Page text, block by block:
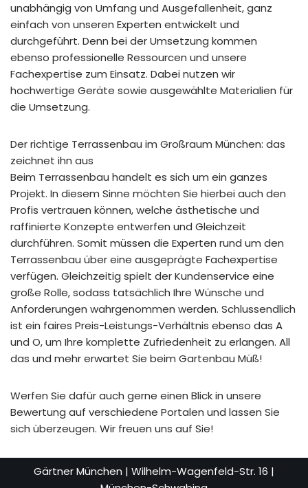
unabhängig von Umfang und Ausgefallenheit, ganz
einfach von unseren Experten entwickelt und
durchgeführt. Denn bei der Umsetzung kommen
ebenso professionelle Ressourcen und unsere
Fachexpertise zum Einsatz. Dabei nutzen wir
hochwertige Geräte sowie ausgewählte Materialien für
die Umsetzung.
Der richtige Terrassenbau im Großraum München: das
zeichnet ihn aus
Beim Terrassenbau handelt es sich um ein ganzes
Projekt. In diesem Sinne möchten Sie hierbei auch den
Profis vertrauen können, welche ästhetische und
raffinierte Konzepte entwerfen und Gleichzeit
durchführen. Somit müssen die Experten rund um den
Terrassenbau über eine ausgeprägte Fachexpertise
verfügen. Gleichzeitig spielt der Kundenservice eine
große Rolle, sodass tatsächlich Ihre Wünsche und
Anforderungen wahrgenommen werden. Schlussendlich
ist ein faires Preis-Leistungs-Verhältnis ebenso das A
und O, um Ihre komplette Zufriedenheit zu erlangen. All
das und mehr erwartet Sie beim Gartenbau Müß!
Werfen Sie dafür auch gerne einen Blick in unsere
Bewertung auf verschiedene Portalen und lassen Sie
sich überzeugen. Wir freuen uns auf Sie!
Gärtner München | Wilhelm-Wagenfeld-Str. 16 |